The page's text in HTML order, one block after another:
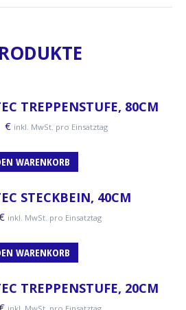
TREPPENSTUFE, 80CM
€ inkl. MwSt. pro Einsatztag
WARENKORB
STECKBEIN, 40CM
inkl. MwSt. pro Einsatztag
WARENKORB
TREPPENSTUFE, 20CM
inkl. MwSt. pro Einsatztag